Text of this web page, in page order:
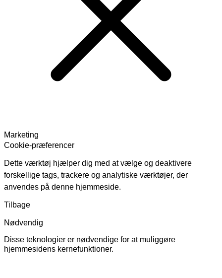
Marketing
Cookie-præferencer
Dette værktøj hjælper dig med at vælge og deaktivere
forskellige tags, trackere og analytiske værktøjer, der
anvendes på denne hjemmeside.
Tilbage
Nødvendig
Disse teknologier er nødvendige for at muliggøre
hjemmesidens kernefunktioner.